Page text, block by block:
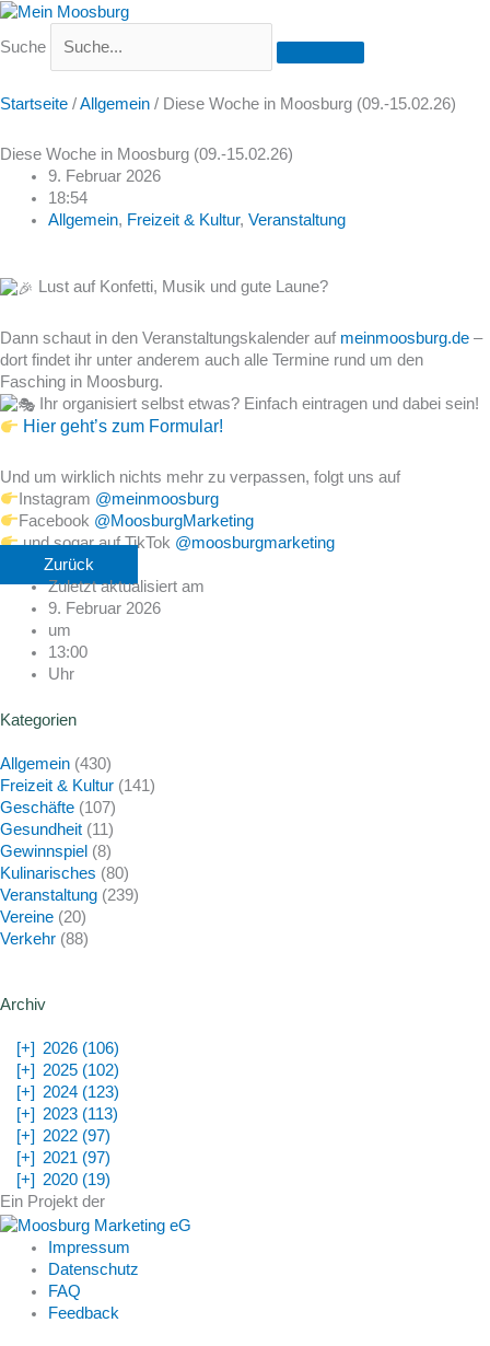
Suche
Startseite /Allgemein / Diese Woche in Moosburg (09.-15.02.26)
Diese Woche in Moosburg (09.-15.02.26)
9. Februar 2026
18:54
Allgemein, Freizeit & Kultur, Veranstaltung
Lust auf Konfetti, Musik und gute Laune?
Dann schaut in den Veranstaltungskalender auf meinmoosburg.de –
dort findet ihr unter anderem auch alle Termine rund um den
Fasching in Moosburg.
Ihr organisiert selbst etwas? Einfach eintragen und dabei sein!
Hier geht’s zum Formular!
Und um wirklich nichts mehr zu verpassen, folgt uns auf
Instagram @meinmoosburg
Facebook @MoosburgMarketing
und sogar auf TikTok @moosburgmarketing
Zurück
Zuletzt aktualisiert am
9. Februar 2026
um
13:00
Uhr
Kategorien
Allgemein (430)
Freizeit & Kultur (141)
Geschäfte (107)
Gesundheit (11)
Gewinnspiel (8)
Kulinarisches (80)
Veranstaltung (239)
Vereine (20)
Verkehr (88)
Archiv
[+] 2026 (106)
[+] 2025 (102)
[+] 2024 (123)
[+] 2023 (113)
[+] 2022 (97)
[+] 2021 (97)
[+] 2020 (19)
Ein Projekt der
Impressum
Datenschutz
FAQ
Feedback